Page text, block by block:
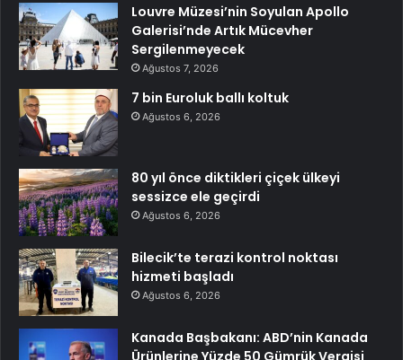
Louvre Müzesi’nin Soyulan Apollo
Galerisi’nde Artık Mücevher
Sergilenmeyecek
Ağustos 7, 2026
7 bin Euroluk ballı koltuk
Ağustos 6, 2026
80 yıl önce diktikleri çiçek ülkeyi
sessizce ele geçirdi
Ağustos 6, 2026
Bilecik’te terazi kontrol noktası
hizmeti başladı
Ağustos 6, 2026
Kanada Başbakanı: ABD’nin Kanada